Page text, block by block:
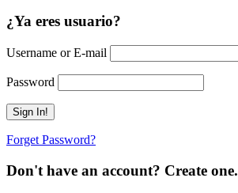
¿Ya eres usuario?
Username or E-mail
Password
Forget Password?
Don't have an account? Create one.